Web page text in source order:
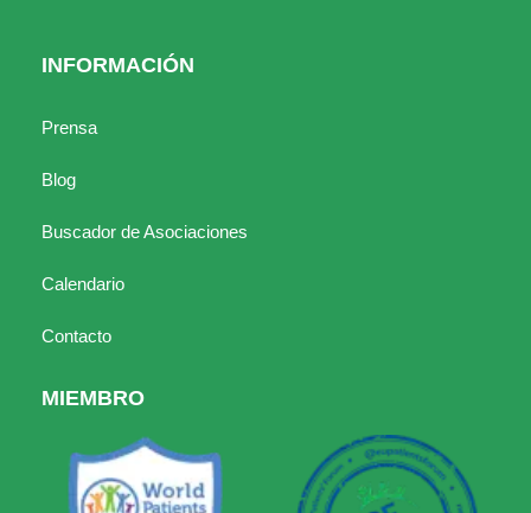
INFORMACIÓN
Prensa
Blog
Buscador de Asociaciones
Calendario
Contacto
MIEMBRO